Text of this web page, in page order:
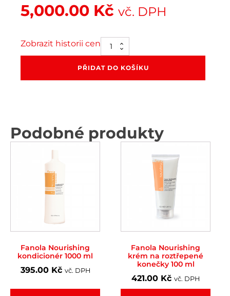
5,000.00 Kč vč. DPH
Zobrazit historii cen Fanola
Keep
Me
PŘIDAT DO KOŠÍKU
Podobné produkty
Fanola Nourishing
kondicionér 1000 ml
395.00 Kč vč. DPH
Fanola Nourishing
krém na roztřepené
konečky 100 ml
421.00 Kč vč. DPH